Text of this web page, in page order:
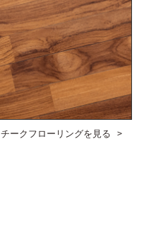
チークフローリングを見る